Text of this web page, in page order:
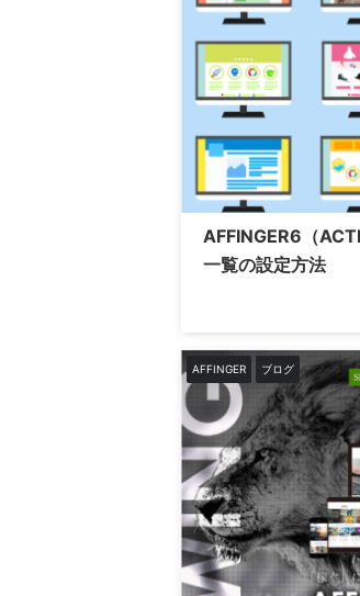
AFFINGER6（
一覧の設定方法
AFFINGER ブログ